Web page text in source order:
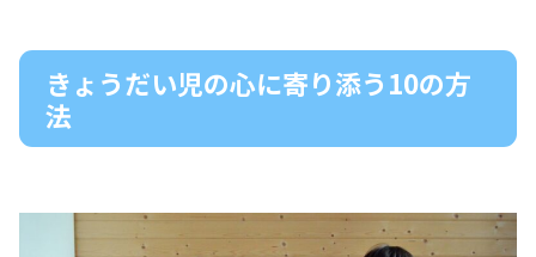
きょうだい児の心に寄り添う10の方
法